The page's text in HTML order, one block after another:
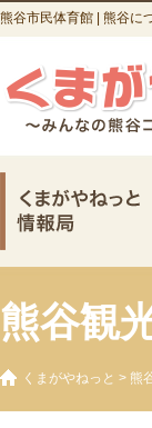
熊谷市民体育館 | 熊谷に
熊谷観
くまがやねっと > 熊